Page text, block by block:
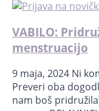
VABILO:
menstruacijo
9 maja, 2024 Ni
Preveri oba
nam boš